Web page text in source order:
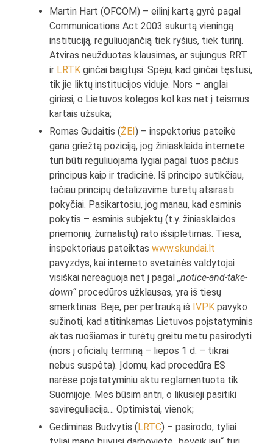
Martin Hart (OFCOM) – eilinį kartą gyrė pagal
Communications Act 2003 sukurtą vieningą
instituciją, reguliuojančią tiek ryšius, tiek turinį.
Atviras neužduotas klausimas, ar sujungus RRT
ir LRTK ginčai baigtųsi. Spėju, kad ginčai tęstusi,
tik jie liktų institucijos viduje. Nors – anglai
giriasi, o Lietuvos kolegos kol kas net į teismus
kartais užsuka;
Romas Gudaitis (ŽEI) – inspektorius pateikė
gana griežtą poziciją, jog žiniasklaida internete
turi būti reguliuojama lygiai pagal tuos pačius
principus kaip ir tradicinė. Iš principo sutikčiau,
tačiau principų detalizavime turėtų atsirasti
pokyčiai. Pasikartosiu, jog manau, kad esminis
pokytis – esminis subjektų (t.y. žiniasklaidos
priemonių, žurnalistų) rato išsiplėtimas. Tiesa,
inspektoriaus pateiktaswww.skundai.lt
pavyzdys, kai interneto svetainės valdytojai
visiškai nereaguoja net į pagal„notice-and-take-
down“procedūros užklausas, yra iš tiesų
smerktinas. Beje, per pertrauką iš IVPK pavyko
sužinoti, kad atitinkamas Lietuvos poįstatyminis
aktas ruošiamas ir turėtų greitu metu pasirodyti
(nors į oficialų terminą – liepos 1 d. – tikrai
nebus suspėta). Įdomu, kad procedūra ES
narėse poįstatyminiu aktu reglamentuota tik
Suomijoje. Mes būsim antri, o likusieji pasitiki
savireguliacija… Optimistai, vienok;
Gediminas Budvytis (LRTC) – pasirodo, tyliai